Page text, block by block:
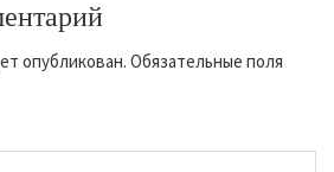
опубликован. Обязательные поля